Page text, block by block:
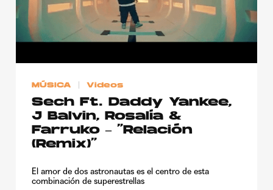
Home
Cover Story
Publicidad
Contacto
Aviso Legal
MÚSICA Videos
Sech Ft. Daddy Yankee,
J Balvin, Rosalía &
Farruko – “Relación
(Remix)”
El amor de dos astronautas es el centro de esta
combinación de superestrellas